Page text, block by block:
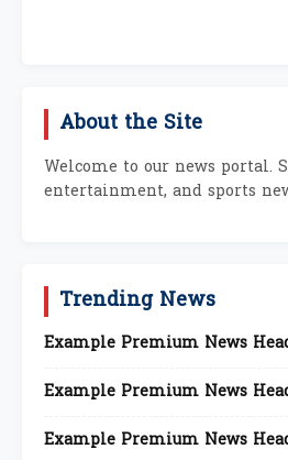
About the Site
Welcome to our news
entertainment, and sports
Trending News
Example Premium News
Example Premium News
Example Premium News